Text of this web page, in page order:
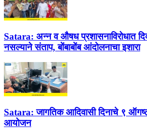
Satara: अन्न व औषध प्रशासनाविरोधात
नसल्याने संताप, बोंबाबोंब आंदोलनाचा इशारा
Satara: जागतिक आदिवासी दिनाचे ९
आयोजन